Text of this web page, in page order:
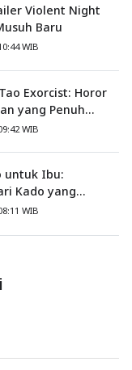
Violent Night
Baru
WIB
Exorcist: Horor
yang Penuh
WIB
untuk Ibu:
Kado yang
WIB